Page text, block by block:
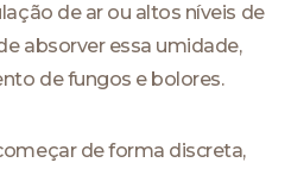
de ar ou altos níveis de
absorver essa umidade,
de fungos e bolores.
de forma discreta,